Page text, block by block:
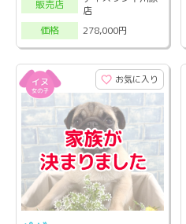
販売店
店
価格
278,000円
お気に入り